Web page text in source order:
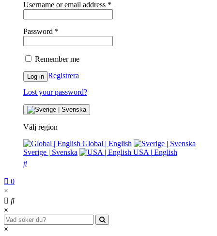
Username or email address *
Password *
Remember me
Log in Registrera
Lost your password?
Välj region
Global | English
Sverige | Svenska USA | English
0
×
×
×